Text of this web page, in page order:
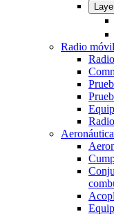
Radio
Aeronáutica